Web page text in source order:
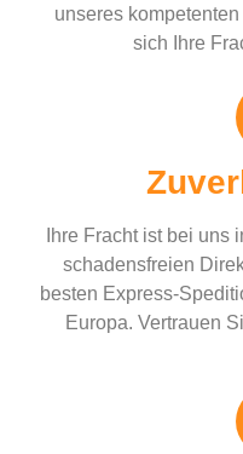
unseres
sich Ihre
Ihre Fracht ist bei uns
schadensfreien
besten Express-
Europa. Vertrauen